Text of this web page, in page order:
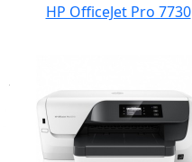
HP OfficeJet Pro 7730